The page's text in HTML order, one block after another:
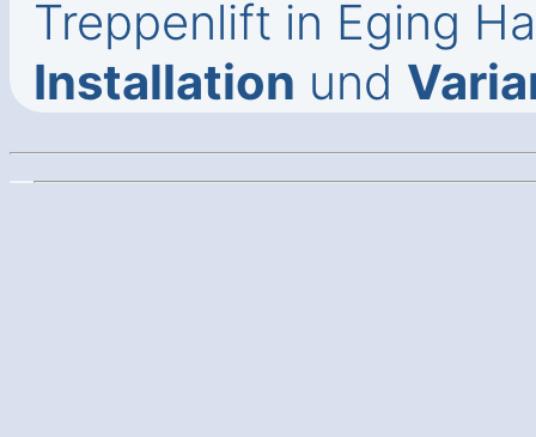
Treppenlift in Eging
Installation und